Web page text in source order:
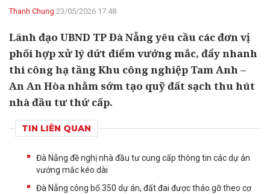
Thanh Chung 23/05/2026 17:48
Lãnh đạo UBND TP Đà Nẵng yêu cầu các đơn vị
phối hợp xử lý dứt điểm vướng mắc, đẩy nhanh
thi công hạ tầng Khu công nghiệp Tam Anh –
An An Hòa nhằm sớm tạo quỹ đất sạch thu hút
nhà đầu tư thứ cấp.
TIN LIÊN QUAN
Đà Nẵng đề nghị nhà đầu tư cung cấp thông tin các dự án
vướng mắc kéo dài
Đà Nẵng công bố 350 dự án, đất đai được tháo gỡ theo cơ